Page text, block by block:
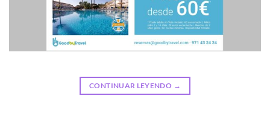
CONTINUAR LEYENDO →